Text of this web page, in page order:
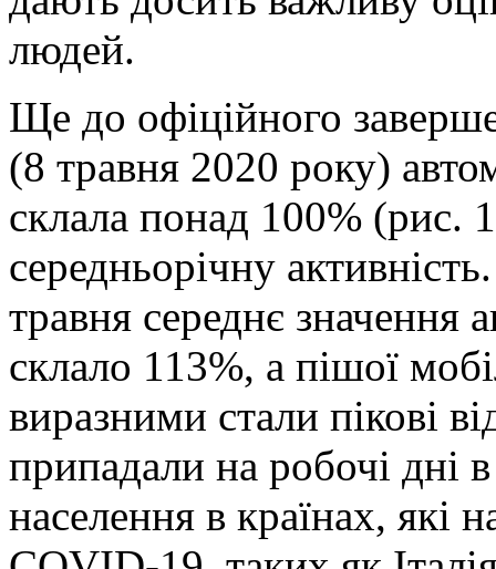
людей.
Ще до офіційного
(8 травня 2020 року)
склала понад 100% (рис.
середньорічну
травня середнє значення
склало 113%, а пішої
виразними стали пікові
припадали на робочі дні
населення в країнах, які